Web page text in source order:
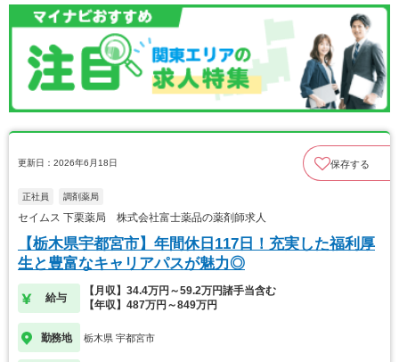
更新日：2026年6月18日 保存する
正社員 調剤薬局
セイムス 下栗薬局 株式会社富士薬品の薬剤師求人
【栃木県宇都宮市】年間休日117日！充実した福利厚
生と豊富なキャリアパスが魅力◎
給与
【月収】34.4万円～59.2万円諸手当含む
【年収】487万円～849万円
勤務地 栃木県 宇都宮市